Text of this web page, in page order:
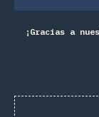
¡Gracias a